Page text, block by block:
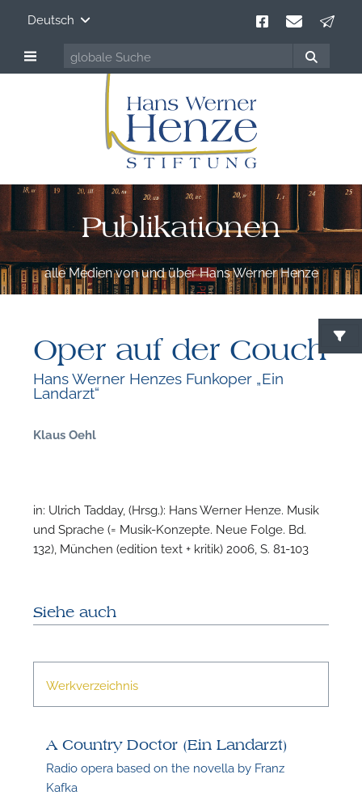
Deutsch
Publikationen
alle Medien von und über Hans Werner Henze
Oper auf der Couch
Hans Werner Henzes Funkoper „Ein
Landarzt“
Klaus Oehl
in: Ulrich Tadday, (Hrsg.): Hans Werner Henze. Musik
und Sprache (= Musik-Konzepte. Neue Folge. Bd.
132), München (edition text + kritik) 2006, S. 81-103
Siehe auch
Werkverzeichnis
A Country Doctor (Ein Landarzt)
Radio opera based on the novella by Franz
Kafka